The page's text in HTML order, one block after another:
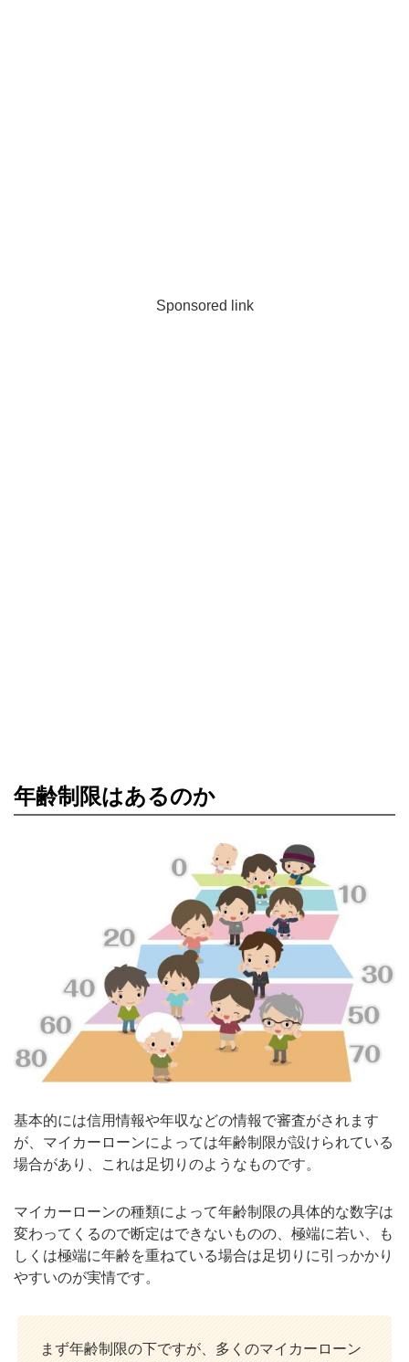
Sponsored link
年齢制限はあるのか
基本的には信用情報や年収などの情報で審査がされます
が、マイカーローンによっては年齢制限が設けられている
場合があり、これは足切りのようなものです。
マイカーローンの種類によって年齢制限の具体的な数字は
変わってくるので断定はできないものの、極端に若い、も
しくは極端に年齢を重ねている場合は足切りに引っかかり
やすいのが実情です。
まず年齢制限の下ですが、多くのマイカーローン